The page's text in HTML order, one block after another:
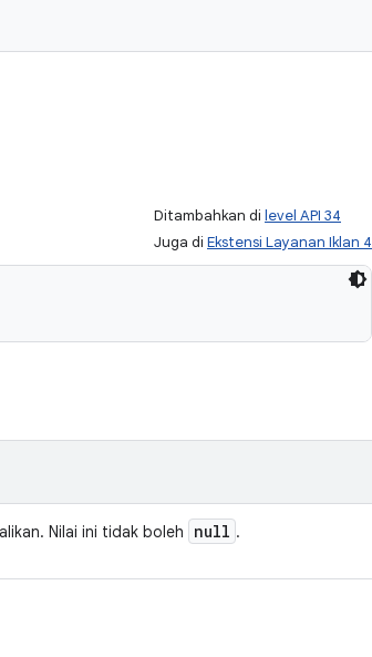
Ditambahkan di level API 34
Juga di Ekstensi Layanan Iklan 4
Nilai ini tidak boleh null .